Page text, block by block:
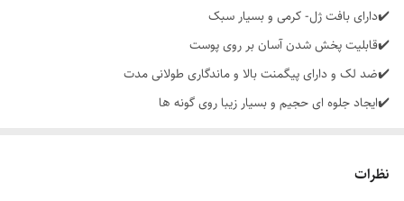
✔️دارای بافت ژل- کرمی و بسیار سبک
✔️قابلیت پخش شدن آسان بر روی پوست
✔️ضد لک و دارای پیگمنت بالا و ماندگاری طولانی مدت
✔️ایجاد جلوه ای حجیم و بسیار زیبا روی گونه ها
✔️طراحی شده در رنگ های جذاب و متنوع
نظرات